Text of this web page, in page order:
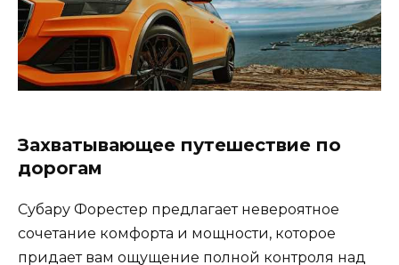
Захватывающее путешествие по
дорогам
Субару Форестер предлагает невероятное
сочетание комфорта и мощности, которое
придает вам ощущение полной контроля над